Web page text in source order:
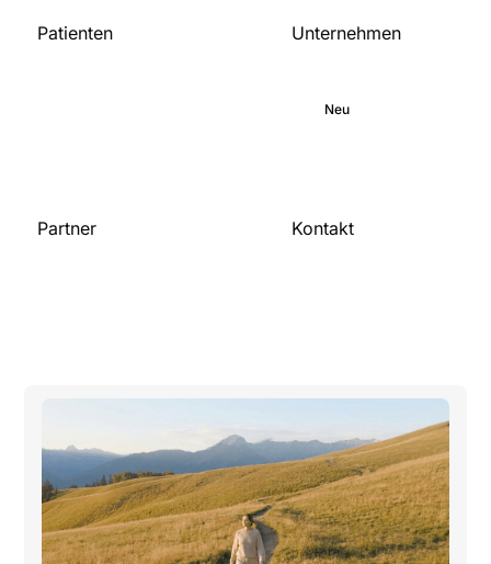
Patienten
Unternehmen
Neu
Partner
Kontakt